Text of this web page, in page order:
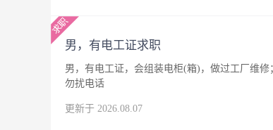
男，有电工证求职
男，有电工证，会组装电柜(箱)，做过工厂维
勿扰电话
更新于 2026.08.07